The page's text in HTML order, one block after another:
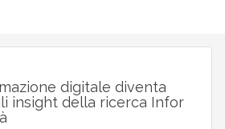
digitale diventa
insight della ricerca Infor